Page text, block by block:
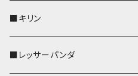
その他
リールのみ
ストラップ付
AppleWatchバンド
L字ファスナー財布
■キリン
■レッサーパンダ